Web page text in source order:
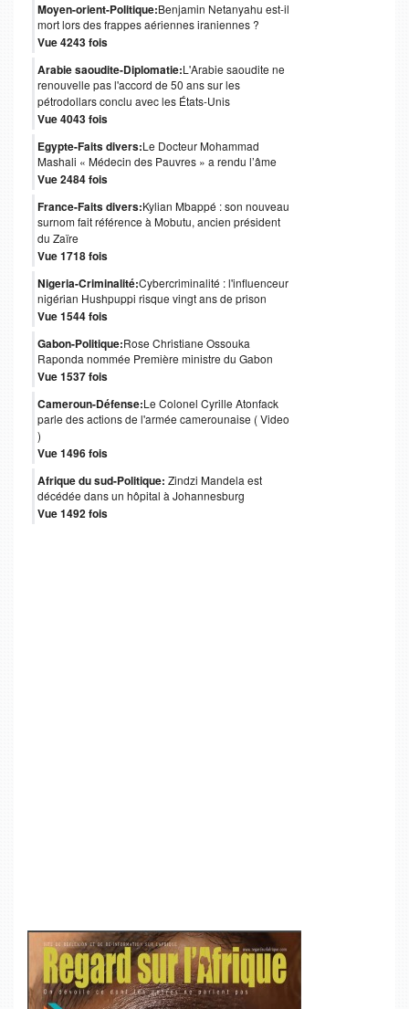
Moyen-orient-Politique:Benjamin Netanyahu est-il
mort lors des frappes aériennes iraniennes ?
Vue 4243 fois
Arabie saoudite-Diplomatie:L'Arabie saoudite ne
renouvelle pas l'accord de 50 ans sur les
pétrodollars conclu avec les États-Unis
Vue 4043 fois
Egypte-Faits divers:Le Docteur Mohammad
Mashali « Médecin des Pauvres » a rendu l’âme
Vue 2484 fois
France-Faits divers:Kylian Mbappé : son nouveau
surnom fait référence à Mobutu, ancien président
du Zaïre
Vue 1718 fois
Nigeria-Criminalité:Cybercriminalité : l'influenceur
nigérian Hushpuppi risque vingt ans de prison
Vue 1544 fois
Gabon-Politique:Rose Christiane Ossouka
Raponda nommée Première ministre du Gabon
Vue 1537 fois
Cameroun-Défense:Le Colonel Cyrille Atonfack
parle des actions de l'armée camerounaise ( Video
)
Vue 1496 fois
Afrique du sud-Politique: Zindzi Mandela est
décédée dans un hôpital à Johannesburg
Vue 1492 fois